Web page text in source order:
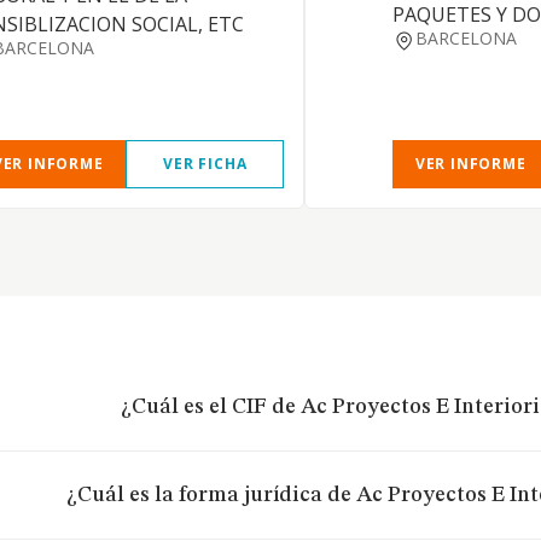
SOCIAL, ETC
INFORME VER FICHA
PAQUETES Y
BARCELONA
VER INFORME
¿Cuál es el CIF de Ac Proyectos E
¿Cuál es la forma jurídica de Ac Proyectos E